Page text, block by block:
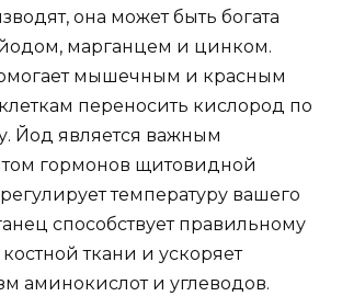
она может быть богата
марганцем и цинком.
мышечным и красным
переносить кислород по
Йод является важным
гормонов щитовидной
температуру вашего
способствует правильному
ткани и ускоряет
аминокислот и углеводов.